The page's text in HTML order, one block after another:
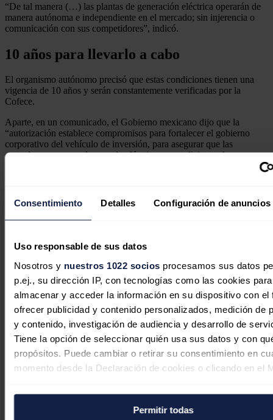
Consentimiento Detalles Configuración de anuncios
Uso responsable de sus datos
Nosotros y nuestros 1022 socios procesamos sus datos
p.ej., su dirección IP, con tecnologías como las cookies para
almacenar y acceder la información en su dispositivo con el
ofrecer publicidad y contenido personalizados, medición de
y contenido, investigación de audiencia y desarrollo de
Tiene la opción de seleccionar quién usa sus datos y con
propósitos. Puede cambiar o retirar su consentimiento en
momento desde la Declaración de cookies o clicando en el
Si lo permite, también quisiéramos:Permitir todas
“De tal manera (…) las plantas de generación eléctrica operarán de
manera autónoma e independiente en el mercado; sin injerencia o
comunicación con sus competidores”, indicó.
10 años para llevarlo a cabo
El organismo autónomo precisó que estas condiciones tienen una
vigencia de 10 años y serán constantemente verificadas por la
Cofece.
Aparte, en un comunicado, el Gobierno mexicano dijo que la
“autorización establece compromisos para fortalecer el gobierno
corporativo del vehículo de inversión, para asegurar que las
centrales operen en el mercado eléctrico en condiciones de
el Estado mexicano recupera el liderazgo en la generación de
energía eléctrica, meta que se fijó en la iniciativa de reforma
constitucional”.
Además, celebró que con esta decisión se alcanza el objetivo del
Gobierno mexicano de contar con el 54 % en la generación eléctrica
del país, “recuperando presencia de mercado en áreas estratégicas
para la relocalización de empresas que hoy vive México”.
Noticias relacionadas
Iberdrola impulsa la rehabilitación
energética de más de 500 viviendas en